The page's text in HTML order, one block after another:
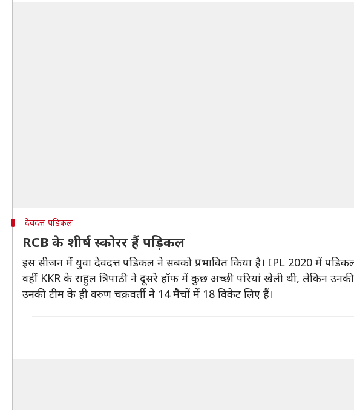
देवदत्त पड़िकल
RCB के शीर्ष स्कोरर हैं पड़िकल
इस सीजन में युवा देवदत्त पड़िकल ने सबको प्रभावित किया है। IPL 2020 में
वहीं KKR के राहुल त्रिपाठी ने दूसरे हॉफ में कुछ अच्छी परियां खेली थी, लेकिन
उनकी टीम के ही वरुण चक्रवर्ती ने 14 मैचों में 18 विकेट लिए हैं।